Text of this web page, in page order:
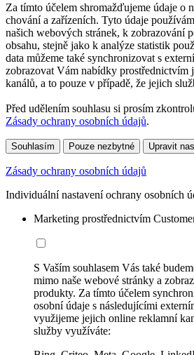
Za tímto účelem shromažďujeme údaje o
chování a zařízeních. Tyto údaje
našich webových stránek, k zobrazování
obsahu, stejně jako k analýze statistik
data můžeme také synchronizovat s
zobrazovat Vám nabídky prostřednictvím
kanálů, a to pouze v případě, že jejich
Před udělením souhlasu si prosím
Zásady ochrany osobních údajů.
Souhlasím Pouze nezbytné Upravit
Zásady ochrany osobních údajů
Individuální nastavení ochrany osobních
Marketing prostřednictvím
S Vaším souhlasem Vás také
mimo naše webové stránky a
produkty. Za tímto účelem
osobní údaje s následujícími
využijeme jejich online reklamní
služby využíváte: